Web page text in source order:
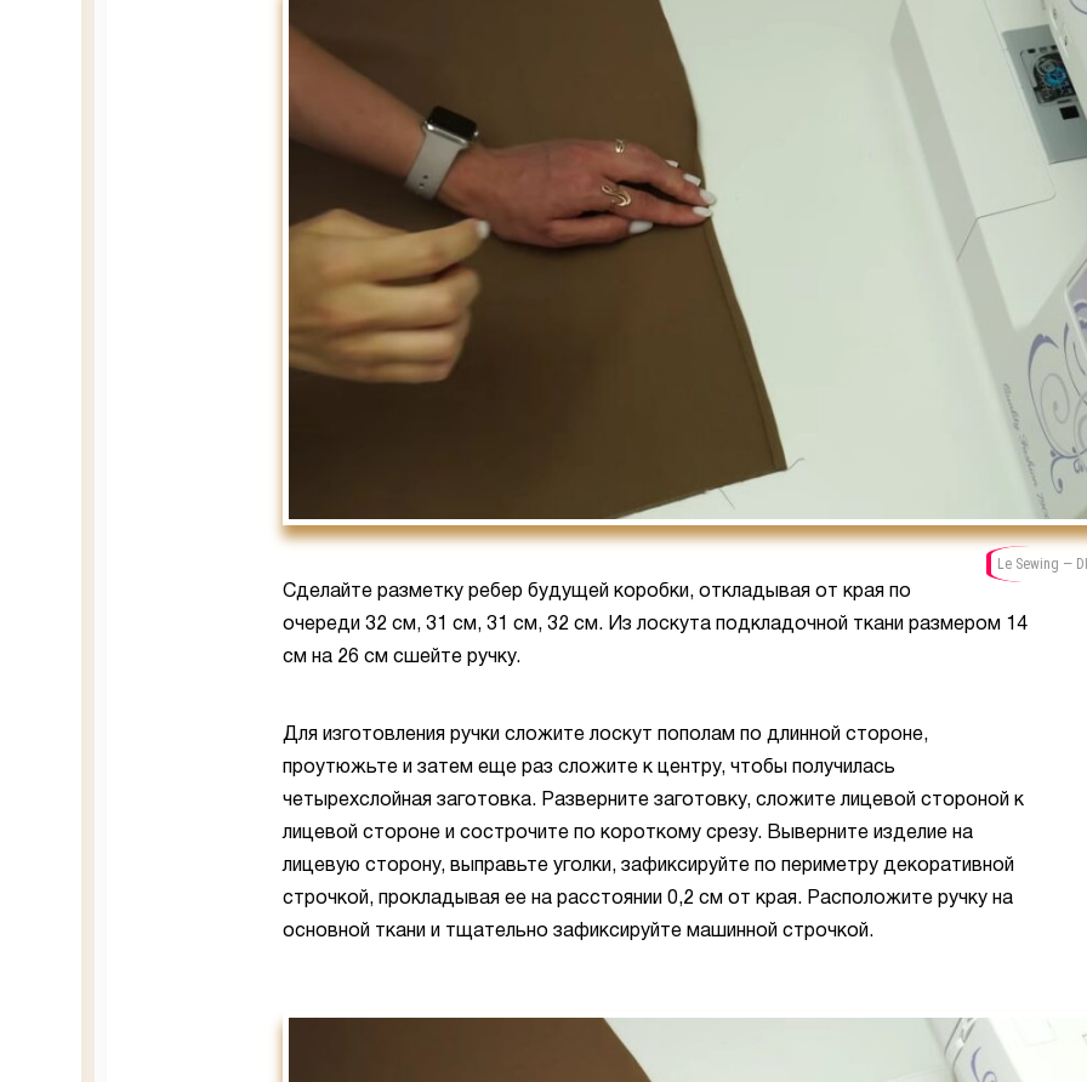
Le Sewing —
Сделайте разметку ребер будущей коробки, откладывая от края по
очереди 32 см, 31 см, 31 см, 32 см. Из лоскута подкладочной ткани размером 14
см на 26 см сшейте ручку.
Для изготовления ручки сложите лоскут пополам по длинной стороне,
проутюжьте и затем еще раз сложите к центру, чтобы получилась
четырехслойная заготовка. Разверните заготовку, сложите лицевой стороной к
лицевой стороне и сострочите по короткому срезу. Выверните изделие на
лицевую сторону, выправьте уголки, зафиксируйте по периметру декоративной
строчкой, прокладывая ее на расстоянии 0,2 см от края. Расположите ручку на
основной ткани и тщательно зафиксируйте машинной строчкой.